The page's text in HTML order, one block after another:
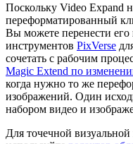
Поскольку Video Expand
переформатированный
Вы можете перенести
инструментов PixVerse
сочетать с рабочим
Magic Extend по
когда нужно то же
изображений. Один
набором видео и
Для точечной